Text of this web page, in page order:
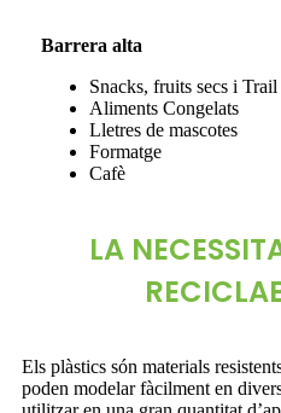
Barrera alta
Snacks, fruits secs i
Aliments Congelats
Lletres de mascotes
Formatge
Cafè
LA
Els plàstics són materials
poden modelar fàcilment en